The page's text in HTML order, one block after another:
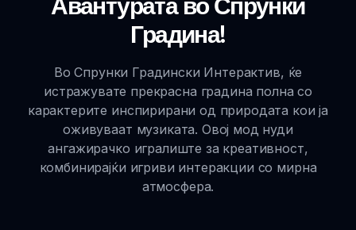
Градина!
Во Спрунки Градински Интерактив, ќе
истражувате прекрасна градина полна со
карактерите инспирирани од природата кои ја
оживуваат музиката. Овој мод нуди
ангажирачко игралиште за креативност,
комбинирајќи игриви интеракции со мирна
атмосфера.